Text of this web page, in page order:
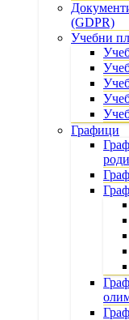
(GDPR)
Учебни
Графици